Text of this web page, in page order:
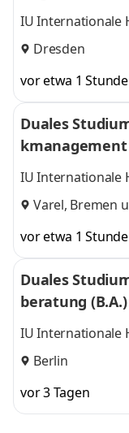
mbH
IU Internationale
Dresden
vor etwa 1 Stunde
Duales
kmanagement
mbH
IU Internationale
Varel, Bremen
vor etwa 1 Stunde
Duales
beratung
IU Internationale
Berlin
vor 3 Tagen